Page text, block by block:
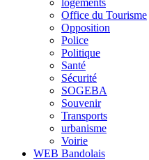
logements
Office du Tourisme
Opposition
Police
Politique
Santé
Sécurité
SOGEBA
Souvenir
Transports
urbanisme
Voirie
WEB Bandolais